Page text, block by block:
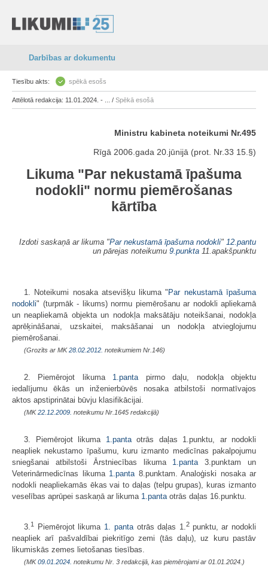
Darbības ar dokumentu
Tiesību akts: spēkā esošs
Attēlotā redakcija: 11.01.2024. - ... / Spēkā esošā
Ministru kabineta noteikumi Nr.495
Rīgā 2006.gada 20.jūnijā (prot. Nr.33 15.§)
Likuma "Par nekustamā īpašuma
nodokli" normu piemērošanas
kārtība
Izdoti saskaņā ar likuma "Par nekustamā īpašuma nodokli" 12.pantu
un pārejas noteikumu 9.punkta 11.apakšpunktu
1. Noteikumi nosaka atsevišķu likuma "Par nekustamā īpašuma
nodokli" (turpmāk - likums) normu piemērošanu ar nodokli apliekamā
un neapliekamā objekta un nodokļa maksātāju noteikšanai, nodokļa
aprēķināšanai, uzskaitei, maksāšanai un nodokļa atvieglojumu
piemērošanai.
(Grozīts ar MK28.02.2012. noteikumiem Nr.146)
2. Piemērojot likuma 1.panta pirmo daļu, nodokļa objektu
iedalījumu ēkās un inženierbūvēs nosaka atbilstoši normatīvajos
aktos apstiprinātai būvju klasifikācijai.
(MK22.12.2009. noteikumu Nr.1645 redakcijā)
3. Piemērojot likuma 1.pantaotrās daļas 1.punktu, ar nodokli
neapliek nekustamo īpašumu, kuru izmanto medicīnas pakalpojumu
sniegšanai atbilstoši Ārstniecības likuma 1.panta 3.punktam un
Veterinārmedicīnas likuma 1.panta 8.punktam. Analoģiski nosaka ar
nodokli neapliekamās ēkas vai to daļas (telpu grupas), kuras izmanto
veselības aprūpei saskaņā ar likuma 1.panta otrās daļas 16.punktu.
3. 1 Piemērojot likuma 1. pantaotrās daļas 1. 2 punktu, ar nodokli
neapliek arī pašvaldībai piekritīgo zemi (tās daļu), uz kuru pastāv
likumiskās zemes lietošanas tiesības.
(MK09.01.2024. noteikumu Nr. 3 redakcijā, kas piemērojami ar 01.01.2024.)